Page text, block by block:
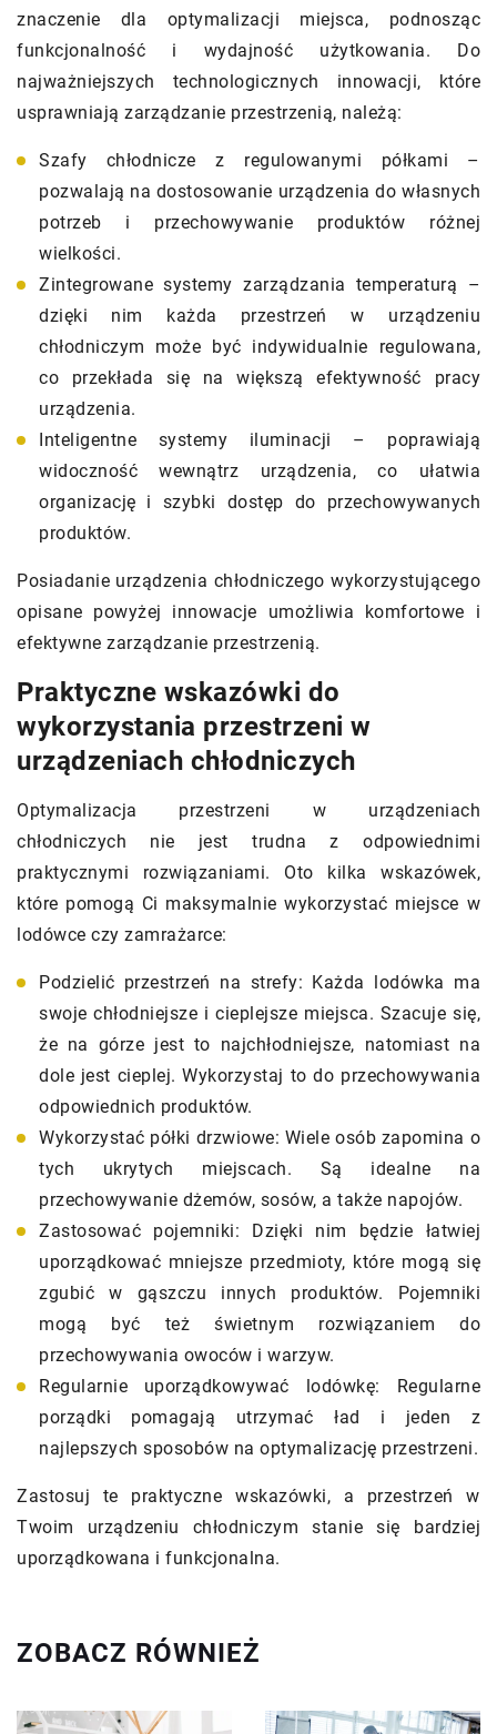
znaczenie dla optymalizacji miejsca, podnosząc
funkcjonalność i wydajność użytkowania. Do
najważniejszych technologicznych innowacji, które
usprawniają zarządzanie przestrzenią, należą:
Szafy chłodnicze z regulowanymi półkami –
pozwalają na dostosowanie urządzenia do własnych
potrzeb i przechowywanie produktów różnej
wielkości.
Zintegrowane systemy zarządzania temperaturą –
dzięki nim każda przestrzeń w urządzeniu
chłodniczym może być indywidualnie regulowana,
co przekłada się na większą efektywność pracy
urządzenia.
Inteligentne systemy iluminacji – poprawiają
widoczność wewnątrz urządzenia, co ułatwia
organizację i szybki dostęp do przechowywanych
produktów.
Posiadanie urządzenia chłodniczego wykorzystującego
opisane powyżej innowacje umożliwia komfortowe i
efektywne zarządzanie przestrzenią.
Praktyczne wskazówki do
wykorzystania przestrzeni w
urządzeniach chłodniczych
Optymalizacja przestrzeni w urządzeniach
chłodniczych nie jest trudna z odpowiednimi
praktycznymi rozwiązaniami. Oto kilka wskazówek,
które pomogą Ci maksymalnie wykorzystać miejsce w
lodówce czy zamrażarce:
Podzielić przestrzeń na strefy: Każda lodówka ma
swoje chłodniejsze i cieplejsze miejsca. Szacuje się,
że na górze jest to najchłodniejsze, natomiast na
dole jest cieplej. Wykorzystaj to do przechowywania
odpowiednich produktów.
Wykorzystać półki drzwiowe: Wiele osób zapomina o
tych ukrytych miejscach. Są idealne na
przechowywanie dżemów, sosów, a także napojów.
Zastosować pojemniki: Dzięki nim będzie łatwiej
uporządkować mniejsze przedmioty, które mogą się
zgubić w gąszczu innych produktów. Pojemniki
mogą być też świetnym rozwiązaniem do
przechowywania owoców i warzyw.
Regularnie uporządkowywać lodówkę: Regularne
porządki pomagają utrzymać ład i jeden z
najlepszych sposobów na optymalizację przestrzeni.
Zastosuj te praktyczne wskazówki, a przestrzeń w
Twoim urządzeniu chłodniczym stanie się bardziej
uporządkowana i funkcjonalna.
ZOBACZ RÓWNIEŻ